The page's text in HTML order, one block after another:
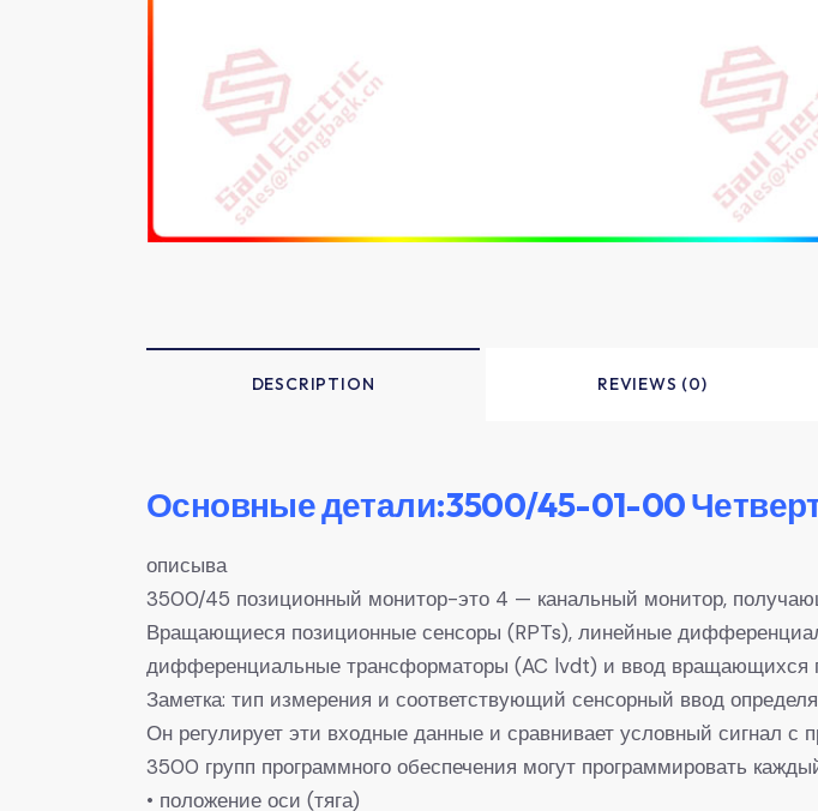
DESCRIPTION REVIEWS (0)
Основные детали:3500/45-01-00
описыва
3500/45 позиционный монитор-это 4 — канальный монитор,
Вращающиеся позиционные сенсоры (RPTs), линейные
дифференциальные трансформаторы (AC lvdt) и ввод вращающихся
Заметка: тип измерения и соответствующий сенсорный ввод
Он регулирует эти входные данные и сравнивает условный сигнал с
3500 групп программного обеспечения могут программировать
• положение оси (тяга)